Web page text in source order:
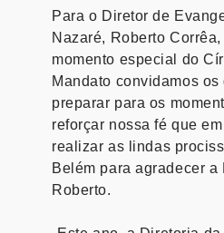
Para o Diretor de
Nazaré, Roberto
momento especial do
Mandato convidamos
preparar para os
reforçar nossa fé que
realizar as lindas
Belém para agradecer a
Roberto.